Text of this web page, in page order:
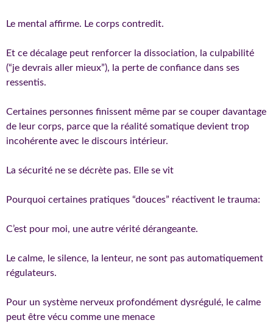
Le mental affirme. Le corps contredit.
Et ce décalage peut renforcer la dissociation, la culpabilité
(“je devrais aller mieux”), la perte de confiance dans ses
ressentis.
Certaines personnes finissent même par se couper davantage
de leur corps, parce que la réalité somatique devient trop
incohérente avec le discours intérieur.
La sécurité ne se décrète pas. Elle se vit
Pourquoi certaines pratiques “douces” réactivent le trauma:
C’est pour moi, une autre vérité dérangeante.
Le calme, le silence, la lenteur, ne sont pas automatiquement
régulateurs.
Pour un système nerveux profondément dysrégulé, le calme
peut être vécu comme une menace